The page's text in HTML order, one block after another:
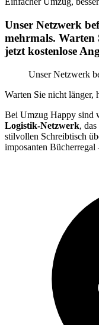
Unser Netzwerk
mehrmals. Warten
jetzt kostenlose
Unser Netzwerk
Warten Sie nicht länger,
Bei Umzug Happy sind
Logistik-Netzwerk,
stilvollen Schreibtisch
imposanten